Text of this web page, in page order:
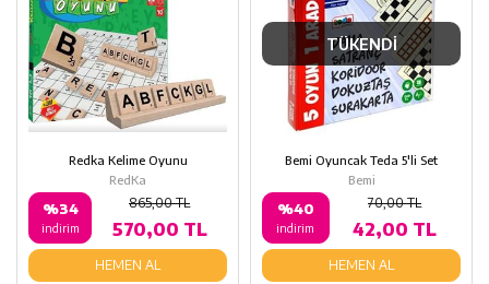
Redka Kelime Oyunu
RedKa
%34
indirim
865,00 TL
570,00 TL
HEMEN AL
TÜKENDİ
Bemi Oyuncak Teda 5'li Set
Bemi
%40
indirim
70,00 TL
42,00 TL
HEMEN AL